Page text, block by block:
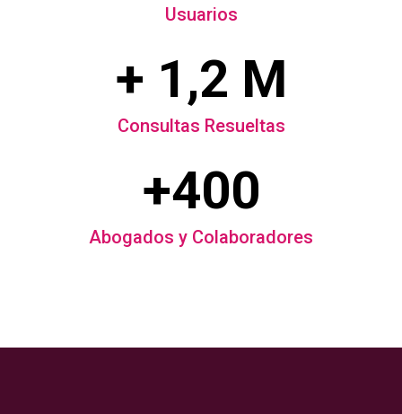
Usuarios
+ 1,2 M
Consultas Resueltas
+400
Abogados y Colaboradores